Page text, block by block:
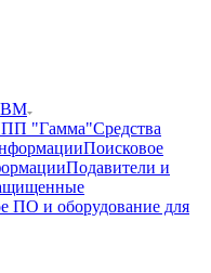
"Гамма"Средства
Поисковое
Подавители и
ПО и оборудование для